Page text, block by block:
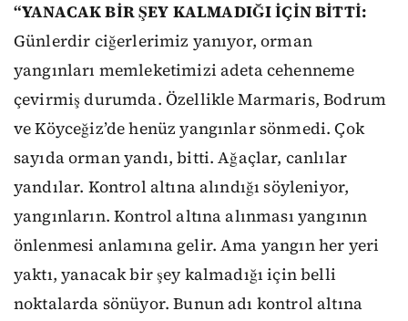
“YANACAK BİR ŞEY KALMADIĞI İÇİN BİTTİ:
Günlerdir ciğerlerimiz yanıyor, orman
yangınları memleketimizi adeta cehenneme
çevirmiş durumda. Özellikle Marmaris, Bodrum
ve Köyceğiz’de henüz yangınlar sönmedi. Çok
sayıda orman yandı, bitti. Ağaçlar, canlılar
yandılar. Kontrol altına alındığı söyleniyor,
yangınların. Kontrol altına alınması yangının
önlenmesi anlamına gelir. Ama yangın her yeri
yaktı, yanacak bir şey kalmadığı için belli
noktalarda sönüyor. Bunun adı kontrol altına